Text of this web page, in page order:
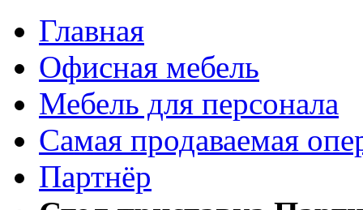
Главная
Офисная мебель
Мебель для персонала
Самая продаваемая
Партнёр